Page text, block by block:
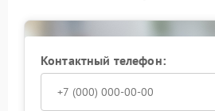
Контактный телефон: